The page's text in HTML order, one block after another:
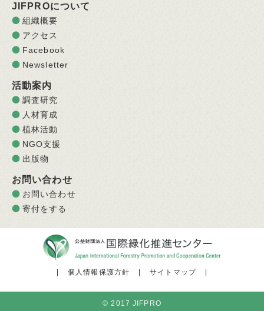
JIFPROについて
組織概要
アクセス
Facebook
Newsletter
活動案内
調査研究
人材育成
植林活動
NGO支援
出版物
お問い合わせ
お問い合わせ
寄付をする
個人情報保護方針 サイトマップ
© 2017 JIFPRO